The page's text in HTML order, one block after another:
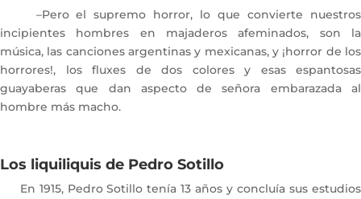
–Pero el supremo horror, lo que convierte nuestros
incipientes hombres en majaderos afeminados, son la
música, las canciones argentinas y mexicanas, y ¡horror de los
horrores!, los fluxes de dos colores y esas espantosas
guayaberas que dan aspecto de señora embarazada al
hombre más macho.
Los liquiliquis de Pedro Sotillo
En 1915, Pedro Sotillo tenía 13 años y concluía sus estudios